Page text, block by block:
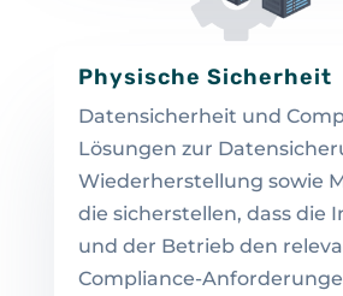
Physische Sicherheit
Datensicherheit und
Lösungen zur
Wiederherstellung sowie
die sicherstellen, dass die
und der Betrieb den
Compliance-